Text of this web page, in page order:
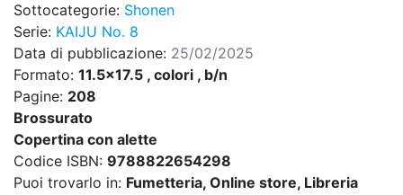
Sottocategorie: Shonen
Serie: KAIJU No. 8
Data di pubblicazione: 25/02/2025
Formato: 11.5x17.5 , colori , b/n
Pagine: 208
Brossurato
Copertina con alette
Codice ISBN: 9788822654298
Puoi trovarlo in: Fumetteria, Online store, Libreria